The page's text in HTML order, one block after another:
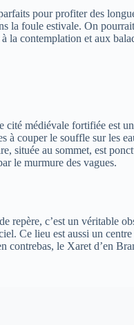
pour profiter des
la foule estivale. On
la contemplation et aux
médiévale fortifiée est
à couper le souffle sur les
située au sommet, est
le murmure des vagues.
repère, c’est un véritable
Ce lieu est aussi un
le Xaret d’en